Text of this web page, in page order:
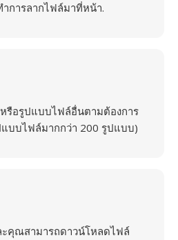
การลากไฟล์มาที่หน้า.
รือรูปแบบไฟล์อื่นตามต้องการ
บบไฟล์มากกว่า 200 รูปแบบ)
คุณสามารถดาวน์โหลดไฟล์